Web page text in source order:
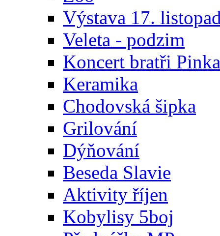
Výstava 17.
Veleta - podzim
Koncert bratři
Keramika
Chodovská šipka
Grilování
Dýňování
Beseda Slavie
Aktivity říjen
Kobylisy 5boj